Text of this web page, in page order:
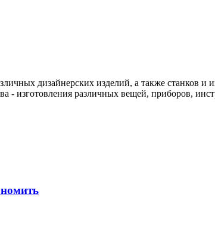
дизайнерских изделий, а также станков и
- изготовления различных вещей, приборов,